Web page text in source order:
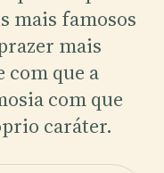
mais famosos
mais
com que a
com que
caráter.